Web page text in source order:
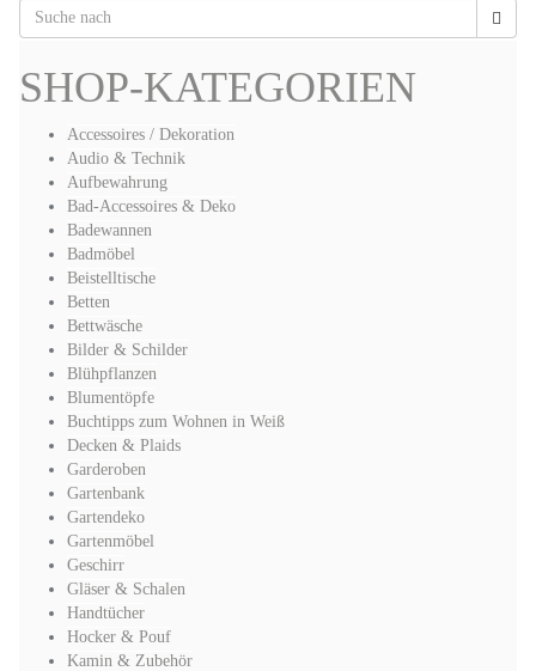
SHOP-KATEGORIEN
Accessoires / Dekoration
Audio & Technik
Aufbewahrung
Bad-Accessoires & Deko
Badewannen
Badmöbel
Beistelltische
Betten
Bettwäsche
Bilder & Schilder
Blühpflanzen
Blumentöpfe
Buchtipps zum Wohnen in Weiß
Decken & Plaids
Garderoben
Gartenbank
Gartendeko
Gartenmöbel
Geschirr
Gläser & Schalen
Handtücher
Hocker & Pouf
Kamin & Zubehör